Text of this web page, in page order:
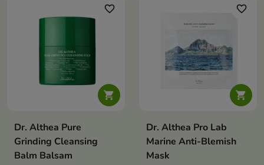

favorite_border
Dr. Althea Pure
Grinding Cleansing
Balm Balsam

favorite_border
Dr. Althea Pro Lab
Marine Anti-Blemish
Mask